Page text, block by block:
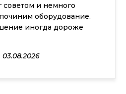
ровный, теперь думаю ещё для